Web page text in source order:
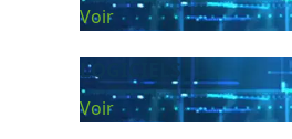
Voir
LOGICIELS
Voir